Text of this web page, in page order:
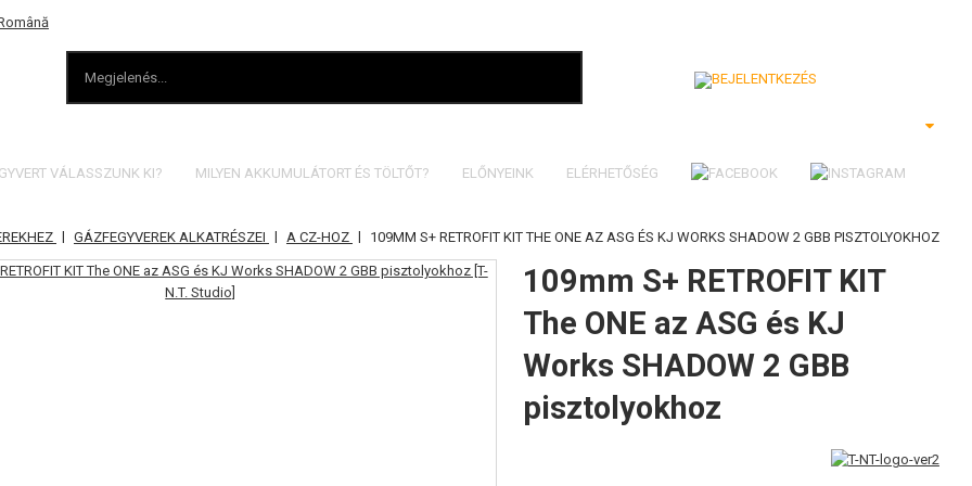
VÁLASSZUNK KI? MILYEN AKKUMULÁTORT ÉS TÖLTŐT? ELŐNYEINK ELÉRHETŐSÉG
| GÁZFEGYVEREK ALKATRÉSZEI | A CZ-HOZ | 109MM S+ RETROFIT KIT THE ONE AZ ASG ÉS KJ WORKS SHADOW 2 GBB PISZTOLYOKHOZ
109mm S+ RETROFIT KIT
The ONE az ASG és KJ
Works SHADOW 2 GBB
pisztolyokhoz